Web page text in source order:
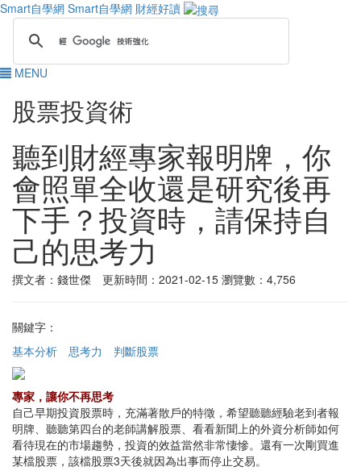
Smart自學網 Smart自學網 財經好讀
MENU
股票投資術
聽到財經專家報明牌，你
會照單全收還是研究後再
下手？投資時，請保持自
己的思考力
撰文者：錢世傑 更新時間：2021-02-15 瀏覽數：4,756
關鍵字：
基本分析
思考力 判斷股票
專家，讓你不再思考
自己早期投資股票時，充滿著散戶的特徵，希望聽聽經驗老到者報
明牌、聽聽第四台的老師講解股票、看看新聞上的外資分析師如何
看待現在的市場趨勢，投資的效益當然非常悽慘。還有一次剛買進
某檔股票，該檔股票3天後就因為出事而停止交易。